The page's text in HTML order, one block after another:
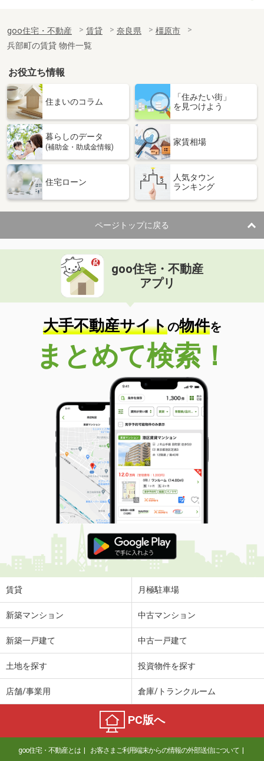
goo住宅・不動産 賃貸 奈良県
橿原市
兵部町の賃貸 物件一覧
お役立ち情報
住まいのコラム
「住みたい街」
を見つけよう
暮らしのデータ
(補助金・助成金情報)
家賃相場
住宅ローン
人気タウン
ランキング
ページトップに戻る
goo住宅・不動産
アプリ
大手不動産サイトの物件を
まとめて検索！
賃貸 月極駐車場
新築マンション 中古マンション
新築一戸建て 中古一戸建て
土地を探す 投資物件を探す
店舗/事業用 倉庫/トランクルーム
PC版へ
goo住宅・不動産とは お客さまご利用端末からの情報の外部送信について